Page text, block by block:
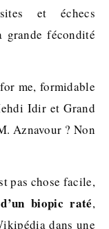
et échecs
grande fécondité
me, formidable
Idir et Grand
Aznavour ? Non
pas chose facile,
biopic raté,
dans une